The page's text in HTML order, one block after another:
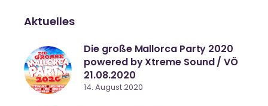
Aktuelles
Die große Mallorca Party 2020
powered by Xtreme Sound / VÖ
21.08.2020
14. August 2020